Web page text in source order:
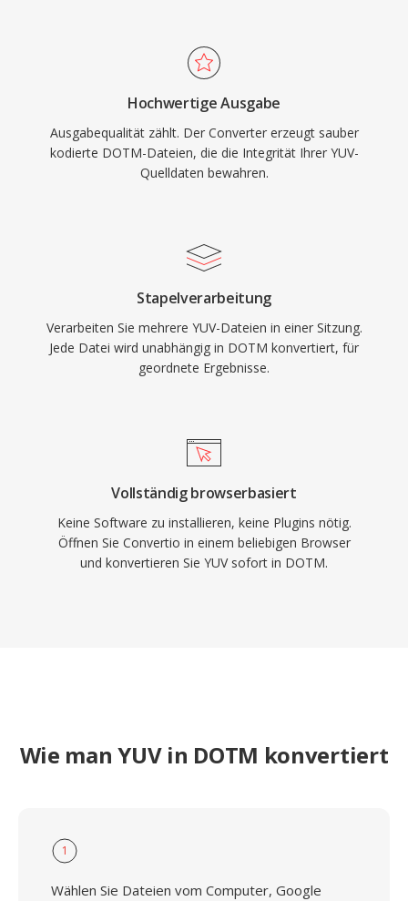
Hochwertige Ausgabe
Ausgabequalität zählt. Der Converter erzeugt sauber
kodierte DOTM-Dateien, die die Integrität Ihrer YUV-
Quelldaten bewahren.
Stapelverarbeitung
Verarbeiten Sie mehrere YUV-Dateien in einer Sitzung.
Jede Datei wird unabhängig in DOTM konvertiert, für
geordnete Ergebnisse.
Vollständig browserbasiert
Keine Software zu installieren, keine Plugins nötig.
Öffnen Sie Convertio in einem beliebigen Browser
und konvertieren Sie YUV sofort in DOTM.
Wie man YUV in DOTM konvertiert
1
Wählen Sie Dateien vom Computer, Google